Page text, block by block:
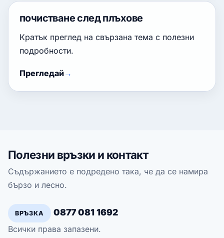
почистване след плъхове
Кратък преглед на свързана тема с полезни
подробности.
Прегледай
Полезни връзки и контакт
Съдържанието е подредено така, че да се намира
бързо и лесно.
ВРЪЗКА 0877 081 1692
Всички права запазени.